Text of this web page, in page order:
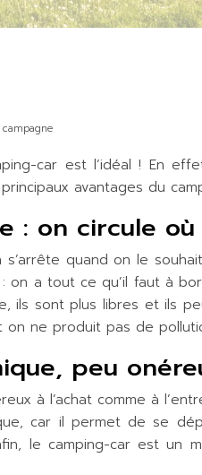
car est l’idéal ! En
avantages du
: on circule
s’arrête quand on le
a tout ce qu’il faut à
sont plus libres et ils
on ne produit pas de
peu
à l’achat comme à
car il permet de se
le camping-car est un